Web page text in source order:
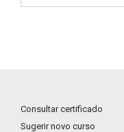
Consultar certificado
Sugerir novo curso